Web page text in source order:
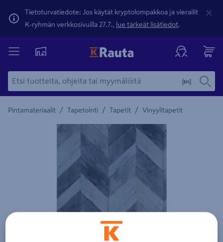
Tietoturvatiedote: Jos käytät kryptolompakkoa ja vierailit
K-ryhmän verkkosivuilla 27.7., lue tärkeät lisätiedot.
Pintamateriaalit / Tapetointi / Tapetit / Vinyylitapetit
Yksityiskohtainen kuvaus löytyy Tuotteen kuvaus -